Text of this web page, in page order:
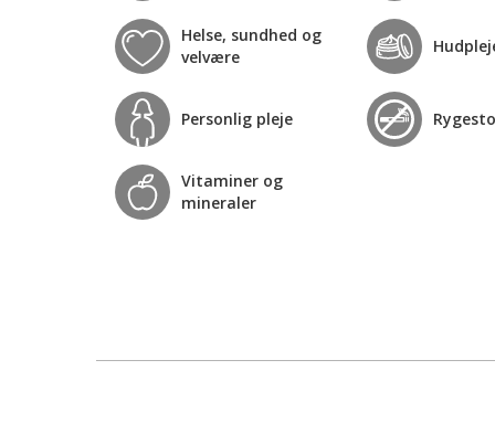
Helse, sundhed og
velvære
Personlig pleje
Vitaminer og
mineraler